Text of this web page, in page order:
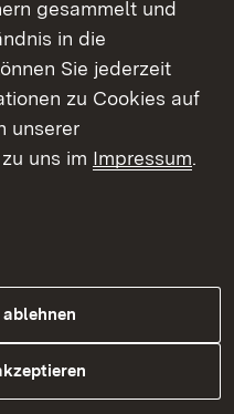
gesammelt und
in die
Sie jederzeit
zu Cookies auf
unserer
uns im Impressum.